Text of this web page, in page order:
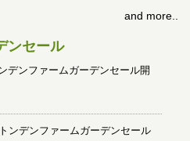
and more..
ンセール
デンファームガーデンセール開
ンデンファームガーデンセール